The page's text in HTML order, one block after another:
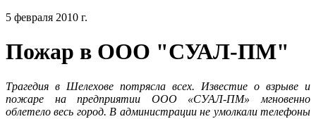
5 февраля 2010 г.
Пожар в ООО "СУАЛ-ПМ"
Трагедия в Шелехове потрясла всех. Известие о взрыве и
пожаре на предприятии ООО «СУАЛ-ПМ» мгновенно
облетело весь город. В администрации не умолкали телефоны